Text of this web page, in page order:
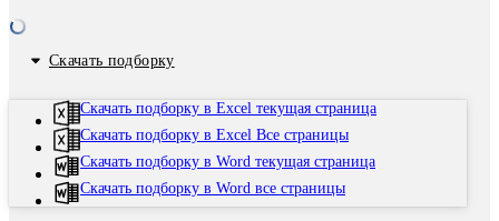
Скачать подборку
Скачать подборку в Excel текущая страница
Скачать подборку в Excel Все страницы
Скачать подборку в Word текущая страница
Скачать подборку в Word все страницы